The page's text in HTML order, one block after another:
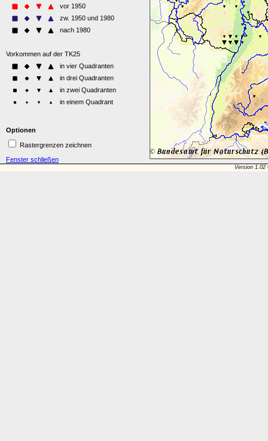
Optionen
Rastergrenzen zeichnen
Fenster schließen
Version